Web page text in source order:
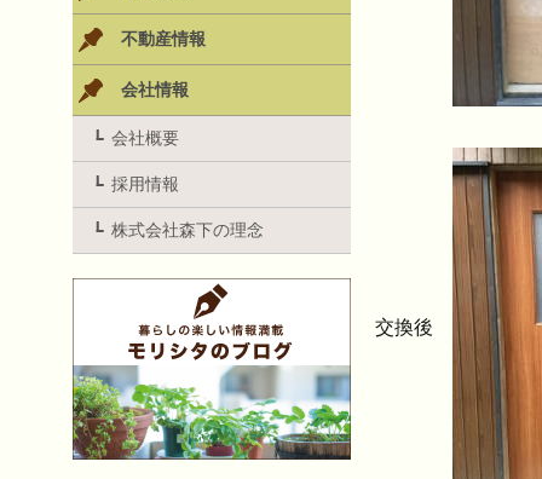
交換後
不動産情報
会社情報
会社概要
採用情報
株式会社森下の理念